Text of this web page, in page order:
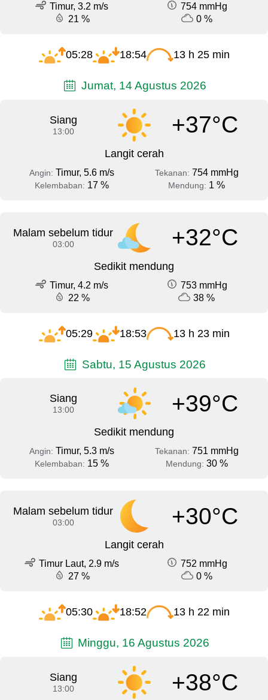
Timur, 3.2 m/s
754 mmHg
21 %
0 %
05:28 18:54 13 h 25 min
Jumat, 14 Agustus 2026
Siang
13:00 +37°C
Langit cerah
Angin: Timur, 5.6 m/s Tekanan: 754 mmHg
Kelembaban: 17 % Mendung: 1 %
Malam sebelum tidur
03:00 +32°C
Sedikit mendung
Timur, 4.2 m/s
753 mmHg
22 %
38 %
05:29 18:53 13 h 23 min
Sabtu, 15 Agustus 2026
Siang
13:00 +39°C
Sedikit mendung
Angin: Timur, 5.3 m/s Tekanan: 751 mmHg
Kelembaban: 15 % Mendung: 30 %
Malam sebelum tidur
03:00 +30°C
Langit cerah
Timur Laut, 2.9 m/s
752 mmHg
27 %
0 %
05:30 18:52 13 h 22 min
Minggu, 16 Agustus 2026
Siang
13:00 +38°C